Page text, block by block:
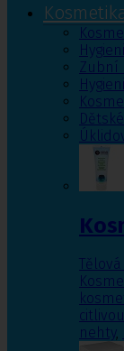
Zubní
nehty,